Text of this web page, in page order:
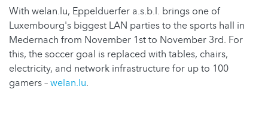
With welan.lu, Eppelduerfer a.s.b.l. brings one of
Luxembourg's biggest LAN parties to the sports hall in
Medernach from November 1st to November 3rd. For
this, the soccer goal is replaced with tables, chairs,
electricity, and network infrastructure for up to 100
gamers –welan.lu.